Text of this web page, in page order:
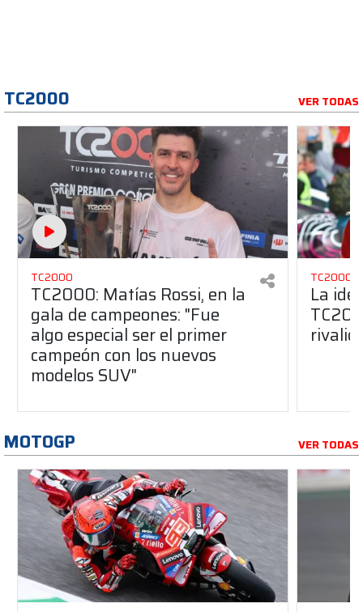
TC2000 VER TODAS
TC2000
TC2000: Matías Rossi, en la
gala de campeones: "Fue
algo especial ser el primer
campeón con los nuevos
modelos SUV"
TC2000
La
MOTOGP VER TODAS